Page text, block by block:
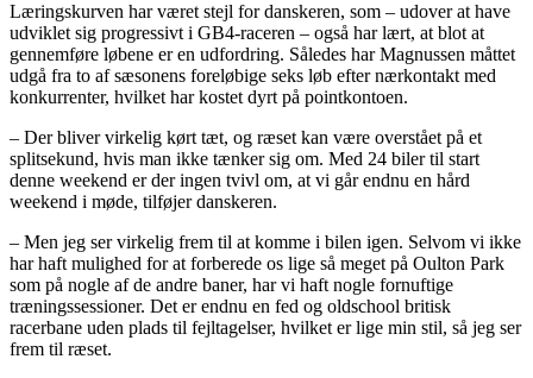
Læringskurven har været stejl for danskeren, som – udover at have
udviklet sig progressivt i GB4-raceren – også har lært, at blot at
gennemføre løbene er en udfordring. Således har Magnussen måttet
udgå fra to af sæsonens foreløbige seks løb efter nærkontakt med
konkurrenter, hvilket har kostet dyrt på pointkontoen.
– Der bliver virkelig kørt tæt, og ræset kan være overstået på et
splitsekund, hvis man ikke tænker sig om. Med 24 biler til start
denne weekend er der ingen tvivl om, at vi går endnu en hård
weekend i møde, tilføjer danskeren.
– Men jeg ser virkelig frem til at komme i bilen igen. Selvom vi ikke
har haft mulighed for at forberede os lige så meget på Oulton Park
som på nogle af de andre baner, har vi haft nogle fornuftige
træningssessioner. Det er endnu en fed og oldschool britisk
racerbane uden plads til fejltagelser, hvilket er lige min stil, så jeg ser
frem til ræset.